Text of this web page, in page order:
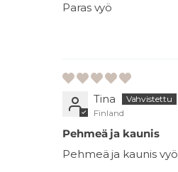
Paras vyö
Tina
Finland
Pehmeä ja kaunis
Pehmeä ja kaunis vyö